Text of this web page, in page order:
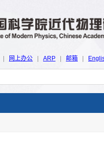
网上办公 ARP 邮箱